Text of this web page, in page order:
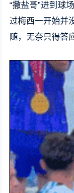
“撒盐哥”进到球
过梅西一开始并
随，无奈只得答